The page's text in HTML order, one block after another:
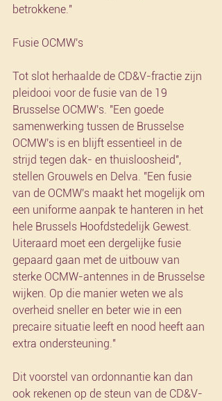
betrokkene."
Fusie OCMW's
Tot slot herhaalde de CD&V-fractie zijn
pleidooi voor de fusie van de 19
Brusselse OCMW's. "Een goede
samenwerking tussen de Brusselse
OCMW's is en blijft essentieel in de
strijd tegen dak- en thuisloosheid",
stellen Grouwels en Delva. "Een fusie
van de OCMW's maakt het mogelijk om
een uniforme aanpak te hanteren in het
hele Brussels Hoofdstedelijk Gewest.
Uiteraard moet een dergelijke fusie
gepaard gaan met de uitbouw van
sterke OCMW-antennes in de Brusselse
wijken. Op die manier weten we als
overheid sneller en beter wie in een
precaire situatie leeft en nood heeft aan
extra ondersteuning."
Dit voorstel van ordonnantie kan dan
ook rekenen op de steun van de CD&V-